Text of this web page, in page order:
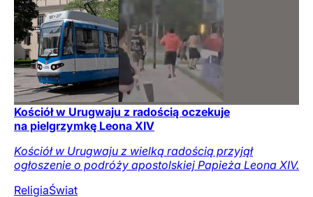
Kościół w Urugwaju z radością oczekuje
na pielgrzymkę Leona XIV
Kościół w Urugwaju z wielką radością przyjął
ogłoszenie o podróży apostolskiej Papieża Leona XIV.
ReligiaŚwiat